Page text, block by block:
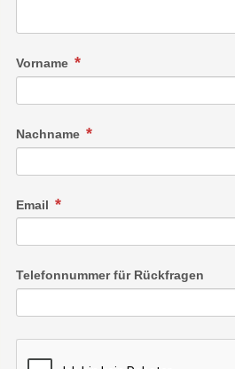
Vorname
Nachname
Email
Telefonnummer für Rückfragen